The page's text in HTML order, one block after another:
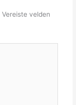
Vereiste velden